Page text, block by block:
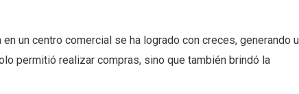
un centro comercial se ha logrado con creces, generando
permitió realizar compras, sino que también brindó la